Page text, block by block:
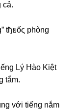
cả.
tђยốς phònɡ
Lý Hào Kiệt
tắm.
với tiếnɡ nắm